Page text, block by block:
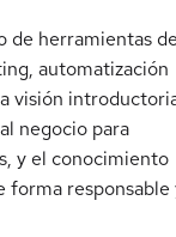
de herramientas
automatización
visión
negocio para
y el conocimiento
forma responsable